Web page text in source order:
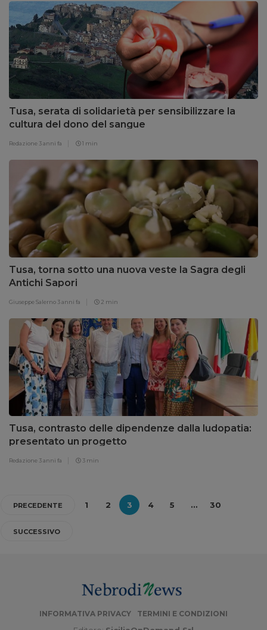
Tusa, serata di solidarietà per sensibilizzare la
cultura del dono del sangue
Redazione 3 anni fa 1 min
Tusa, torna sotto una nuova veste la Sagra degli
Antichi Sapori
Giuseppe Salerno 3 anni fa 2 min
Tusa, contrasto delle dipendenze dalla ludopatia:
presentato un progetto
Redazione 3 anni fa 3 min
PRECEDENTE 1 2 3 4 5 … 30
SUCCESSIVO
INFORMATIVA PRIVACY TERMINI E CONDIZIONI